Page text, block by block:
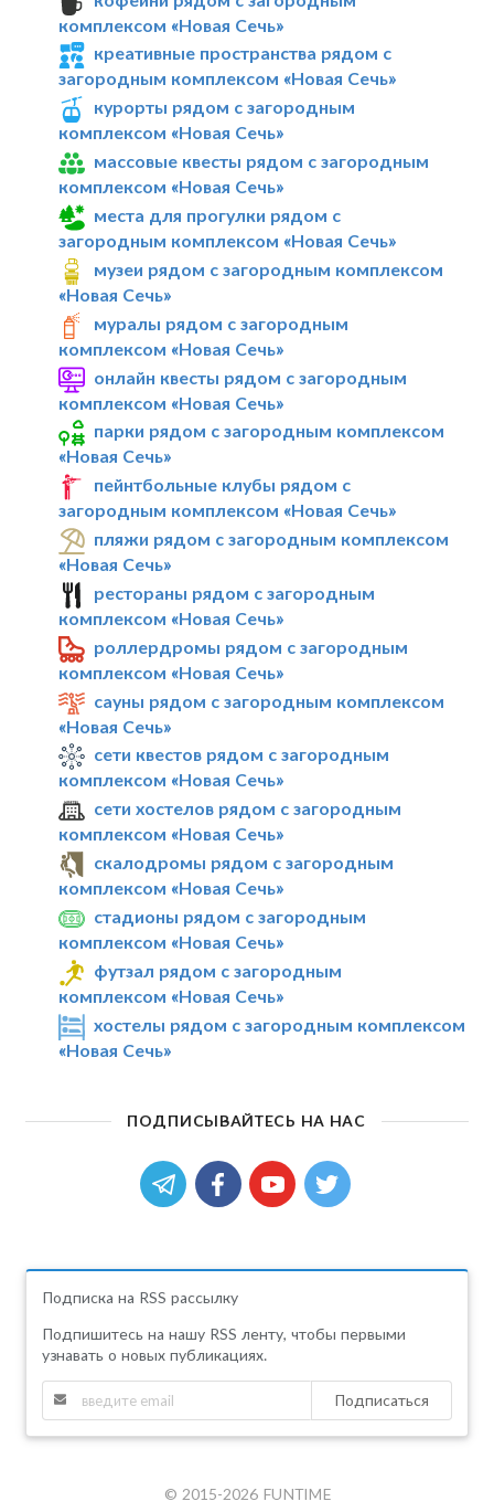
комплексом «Новая Сечь»
креативные пространства рядом с
загородным комплексом «Новая Сечь»
курорты рядом с загородным
комплексом «Новая Сечь»
массовые квесты рядом с загородным
комплексом «Новая Сечь»
места для прогулки рядом с
загородным комплексом «Новая Сечь»
музеи рядом с загородным комплексом
«Новая Сечь»
муралы рядом с загородным
комплексом «Новая Сечь»
онлайн квесты рядом с загородным
комплексом «Новая Сечь»
парки рядом с загородным комплексом
«Новая Сечь»
пейнтбольные клубы рядом с
загородным комплексом «Новая Сечь»
пляжи рядом с загородным комплексом
«Новая Сечь»
рестораны рядом с загородным
комплексом «Новая Сечь»
роллердромы рядом с загородным
комплексом «Новая Сечь»
сауны рядом с загородным комплексом
«Новая Сечь»
сети квестов рядом с загородным
комплексом «Новая Сечь»
сети хостелов рядом с загородным
комплексом «Новая Сечь»
скалодромы рядом с загородным
комплексом «Новая Сечь»
стадионы рядом с загородным
комплексом «Новая Сечь»
футзал рядом с загородным
комплексом «Новая Сечь»
хостелы рядом с загородным комплексом
«Новая Сечь»
ПОДПИСЫВАЙТЕСЬ НА НАС
Подписка на RSS рассылку
Подпишитесь на нашу RSS ленту, чтобы первыми
узнавать о новых публикациях.
Подписаться
© 2015-2026 FUNTIME